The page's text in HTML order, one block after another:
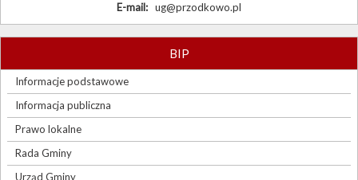
E-mail: ug@przodkowo.pl
BIP
Informacje podstawowe
Informacja publiczna
Prawo lokalne
Rada Gminy
Urząd Gminy